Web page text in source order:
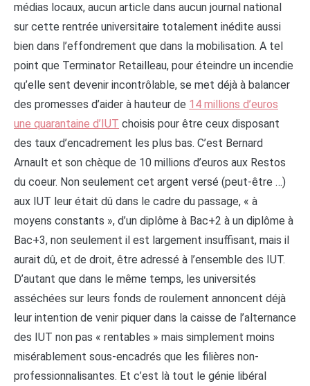
médias locaux, aucun article dans aucun journal national
sur cette rentrée universitaire totalement inédite aussi
bien dans l’effondrement que dans la mobilisation. A tel
point que Terminator Retailleau, pour éteindre un incendie
qu’elle sent devenir incontrôlable, se met déjà à balancer
des promesses d’aider à hauteur de 14 millions d’euros
une quarantaine d’IUT choisis pour être ceux disposant
des taux d’encadrement les plus bas. C’est Bernard
Arnault et son chèque de 10 millions d’euros aux Restos
du coeur. Non seulement cet argent versé (peut-être …)
aux IUT leur était dû dans le cadre du passage, « à
moyens constants », d’un diplôme à Bac+2 à un diplôme à
Bac+3, non seulement il est largement insuffisant, mais il
aurait dû, et de droit, être adressé à l’ensemble des IUT.
D’autant que dans le même temps, les universités
asséchées sur leurs fonds de roulement annoncent déjà
leur intention de venir piquer dans la caisse de l’alternance
des IUT non pas « rentables » mais simplement moins
misérablement sous-encadrés que les filières non-
professionnalisantes. Et c’est là tout le génie libéral